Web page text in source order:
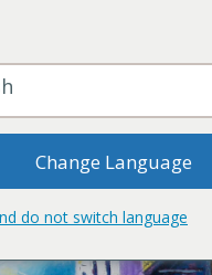
/Expressiv/
Change Language
do not switch language